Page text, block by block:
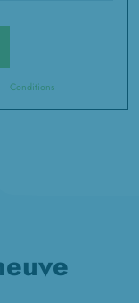
- Conditions